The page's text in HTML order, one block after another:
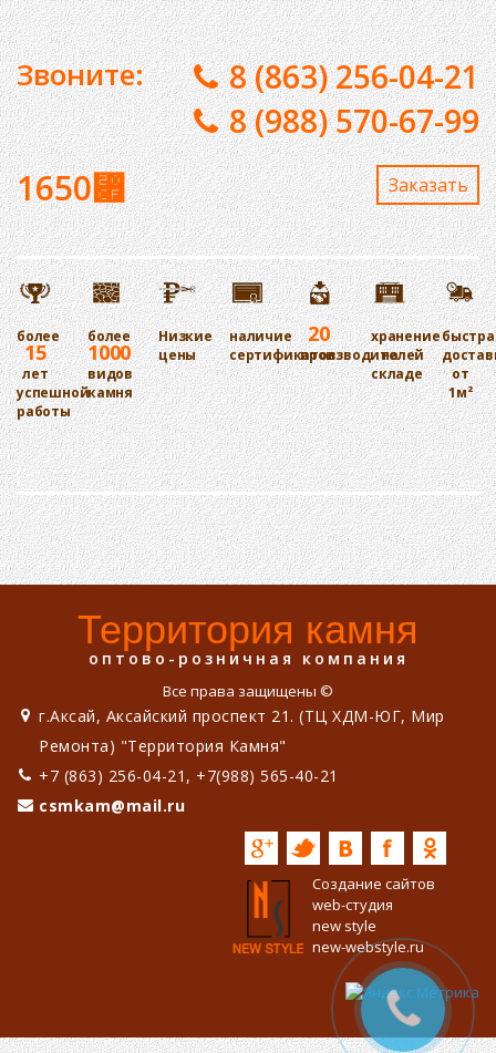
Звоните:
8 (863) 256-04-21
8 (988) 570-67-99
1650⃏ Заказaть
более
15
лет
успешной
работы
более
1000
видов
камня
Низкие
цены
наличие
сертификатов
20
производителей
хранение
на
складе
от
1м²
Территория камня
оптово-розничная компания
Все права защищены ©
г.Аксай, Аксайский проспект 21. (ТЦ ХДМ-ЮГ, Мир
Ремонта) "Территория Камня"
+7 (863) 256-04-21, +7(988) 565-40-21
csmkam@mail.ru
Создание сайтов
web-студия
new style
new-webstyle.ru